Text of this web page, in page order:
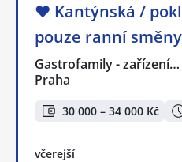
❤️ Kantýnská /
pouze ranní směny
Gastrofamily - zařízení…
Praha
30 000 – 34 000 Kč
včerejší